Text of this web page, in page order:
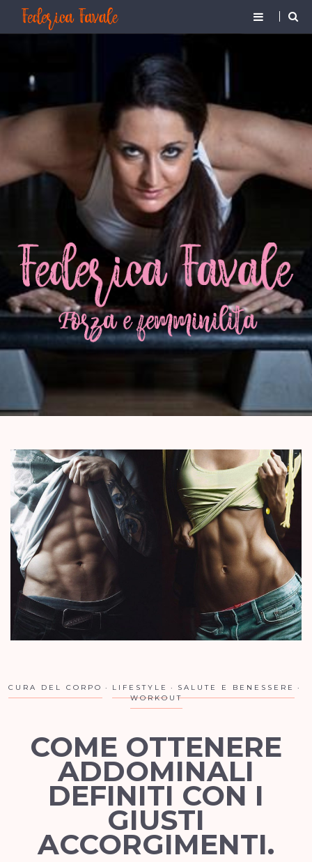
CURA DEL CORPO LIFESTYLE
SALUTE E BENESSERE
WORKOUT
COME OTTENERE
ADDOMINALI
DEFINITI CON I
GIUSTI
ACCORGIMENTI.